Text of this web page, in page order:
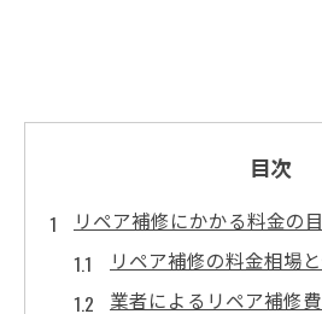
目次
リペア補修にかかる料金の
リペア補修の料金相場
業者によるリペア補修